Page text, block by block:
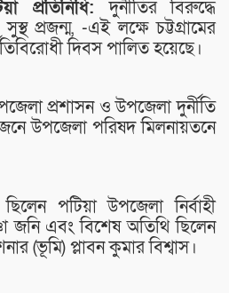
প্রতিনিধি:দুর্নীতির বিরুদ্ধে
প্রজন্ম, -এই লক্ষে চট্টগ্রামের
দিবস পালিত হয়েছে।
প্রশাসন ও উপজেলা দুর্নীতি
উপজেলা পরিষদ মিলনায়তনে
পটিয়া উপজেলা নির্বাহী
জনি এবং বিশেষ অতিথি ছিলেন
(ভূমি) প্লাবন কুমার বিশ্বাস।